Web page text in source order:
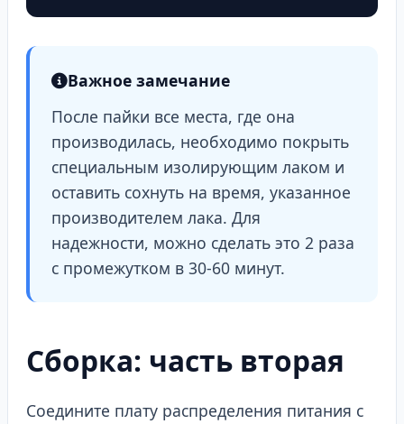
Важное замечание
После пайки все места, где она
производилась, необходимо покрыть
специальным изолирующим лаком и
оставить сохнуть на время, указанное
производителем лака. Для
надежности, можно сделать это 2 раза
с промежутком в 30-60 минут.
Сборка: часть вторая
Соедините плату распределения питания с